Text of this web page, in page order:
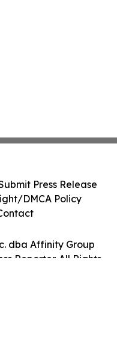
dba Affinity Group
Reporter. All Rights
Press Release
DMCA Policy